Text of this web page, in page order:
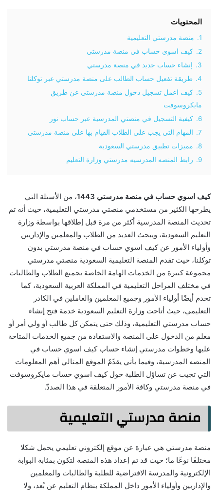
المحتويات
1.
منصة مدرستي التعليمية
2.
كيف اسوي حساب في منصة مدرستي
3.
إنشاء حساب جديد في منصة مدرستي
4.
طريقة تفعيل حساب الطالب على منصة مدرستي عبر توكلنا
5.
كيف اعمل تسجيل دخول منصة مدرستي عن طريق
مايكروسوفت
6.
كيفية التسجيل في منصتي المدرسية عبر حساب نور
7.
المهام التي يجب على الطلاب القيام بها على منصة مدرستي
8.
مميزات تطبيق مدرستي السعودية
9.
رابط المنصه المدرسيه مدرستي وزارة التعليم
كيف اسوي حساب في منصة مدرستي 1443
، من الأسئلة التي
يطرحها الكثير من مستخدمي منصتي مدرستي التعليمية، حيث أنه تم
تحديث المنصة المدرسية أكثر من مرة قبل إطلاقها بواسطة وزارة
التعليم السعودية، ويبحث العديد من الطلاب والمعلمين والإداريين
وأولياء الأمور عن كيف اسوي حساب في منصة مدرستي بدون
توكلنا، حيث تقدم المنصة التعليمية السعودية منصتي مدرستي
مجموعة كبيرة من الخدمات الهامة الخاصة بجميع الطلاب والطالبات
في مختلف المراحل التعليمية في المملكة العربية السعودية، كما
تخدم أيضًا أولياء الأمور وجميع المعلمين والعاملين في الكادر
التعليمي، حيث أتاحت وزارة التعليم السعودية خدمة فتح إنشاء
حساب مدرستي التعليمية، وذلك حتى يتمكن كل طالب أو ولي أمر أو
معلم من الدخول على المنصة والاستفادة من جميع الخدمات المتاحة
عليها وخطوات مدرستي إنشاء حساب كيف اسوي حساب في
المنصه المدرسية، وفيما يأتي يقدّمُ الموقع المثالي أهم المعلومات
التي تجيب عن تساؤل الطلبة حول كيف اسوي حساب مايكروسوفت
في منصة مدرستي وكافة الأمور المتعلقة في هذا الصددّ.
منصة مدرستي التعليمية
منصة مدرستي هي عبارة عن موقع إلكتروني تعليمي يحمل شكلا
مختلفًا نوعًا ما؛ حيث قد تم إعداد هذه المنصة لتكون بمثابة البوابة
الإلكترونية والمدرسة الافتراضية للطلبة والطالبات والمعلمين
والإداريين وأولياء الأمور داخل المملكة بنظام التعليم عن بُعد، ولا